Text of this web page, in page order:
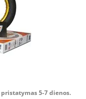
5-7 dienos.